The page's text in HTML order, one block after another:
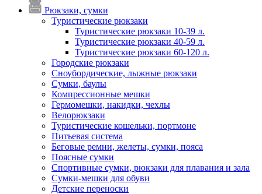
Рюкзаки, сумки
Туристические рюкзаки
Туристические рюкзаки 10-39 л.
Туристические рюкзаки 40-59 л.
Туристические рюкзаки 60-120 л.
Городские рюкзаки
Сноубордические, лыжные рюкзаки
Сумки, баулы
Компрессионные мешки
Гермомешки, накидки, чехлы
Велорюкзаки
Туристические кошельки, портмоне
Питьевая система
Беговые ремни, желеты, сумки, пояса
Поясные сумки
Спортивные сумки, рюкзаки для плавания и зала
Сумки-мешки для обуви
Детские переноски